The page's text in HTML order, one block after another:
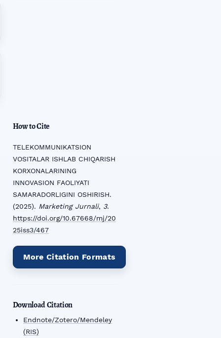
How to Cite
TELEKOMMUNIKATSION
VOSITALAR ISHLAB CHIQARISH
KORXONALARINING
INNOVASION FAOLIYATI
SAMARADORLIGINI OSHIRISH.
(2025). Marketing Jurnali, 3.
https://doi.org/10.67668/mj/20
25iss3/467
More Citation Formats
Download Citation
Endnote/Zotero/Mendeley
(RIS)